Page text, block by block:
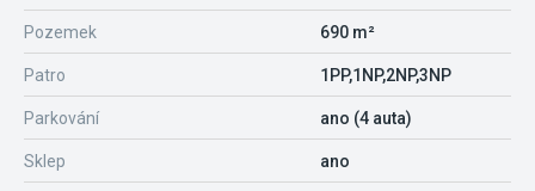
Pozemek 690 m²
Patro 1PP,1NP,2NP,3NP
Parkování ano (4 auta)
Sklep ano